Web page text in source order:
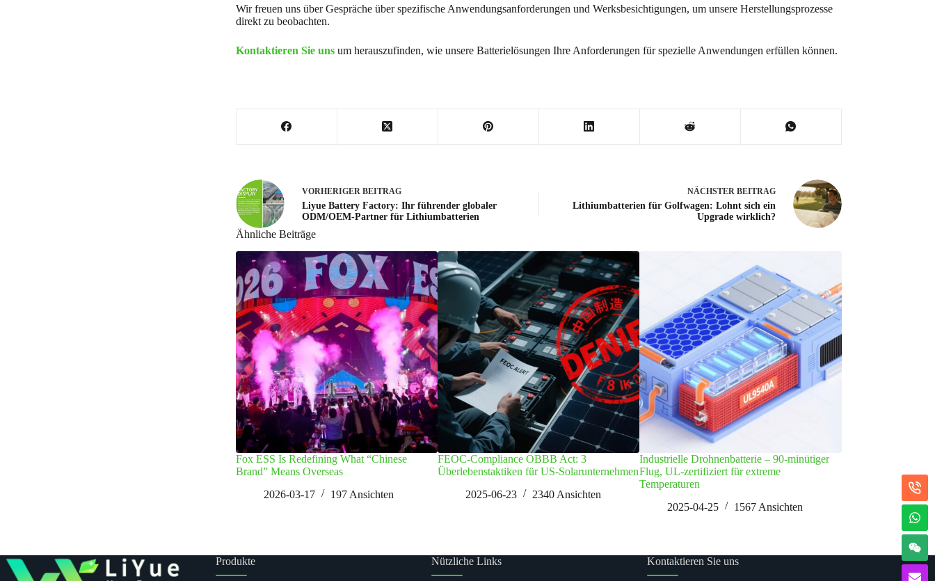
Wir freuen uns über Gespräche über spezifische Anwendungsanforderungen und Werksbesichtigungen, um unsere Herstellungsprozesse
direkt zu beobachten.
Kontaktieren Sie unsum herauszufinden, wie unsere Batterielösungen Ihre Anforderungen für spezielle Anwendungen erfüllen können.
VORHERIGER BEITRAG
Liyue Battery Factory: Ihr führender globaler
ODM/OEM-Partner für Lithiumbatterien
NÄCHSTER BEITRAG
Lithiumbatterien für Golfwagen: Lohnt sich ein
Upgrade wirklich?
Ähnliche Beiträge
Fox ESS Is Redefining What “Chinese
Brand” Means Overseas
2026-03-17
197 Ansichten
FEOC-Compliance OBBB Act: 3
Überlebenstaktiken für US-Solarunternehmen
2025-06-23
2340 Ansichten
Industrielle Drohnenbatterie – 90-minütiger
Flug, UL-zertifiziert für extreme
Temperaturen
2025-04-25
1567 Ansichten
2026-01-30
Produkte Nützliche Links Kontaktieren Sie uns